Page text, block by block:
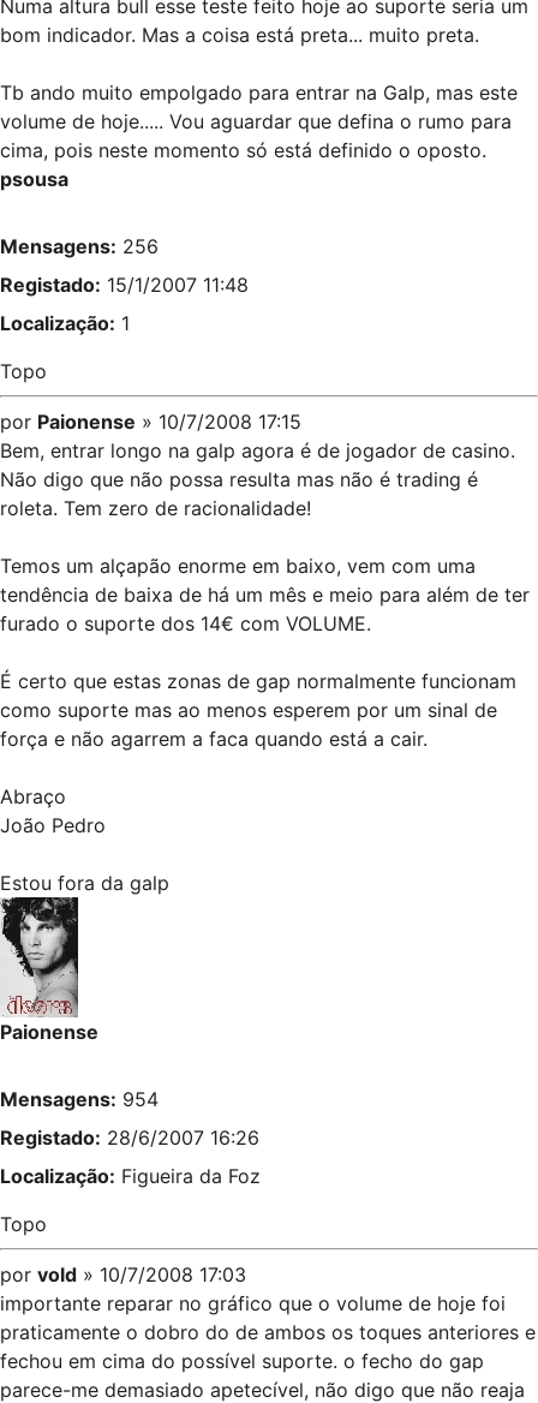
Numa altura bull esse teste feito hoje ao suporte seria um
bom indicador. Mas a coisa está preta... muito preta.
Tb ando muito empolgado para entrar na Galp, mas este
volume de hoje..... Vou aguardar que defina o rumo para
cima, pois neste momento só está definido o oposto.
psousa
Mensagens: 256
Registado: 15/1/2007 11:48
Localização: 1
Topo
por Paionense » 10/7/2008 17:15
Bem, entrar longo na galp agora é de jogador de casino.
Não digo que não possa resulta mas não é trading é
roleta. Tem zero de racionalidade!
Temos um alçapão enorme em baixo, vem com uma
tendência de baixa de há um mês e meio para além de ter
furado o suporte dos 14€ com VOLUME.
É certo que estas zonas de gap normalmente funcionam
como suporte mas ao menos esperem por um sinal de
força e não agarrem a faca quando está a cair.
Abraço
João Pedro
Estou fora da galp
Paionense
Mensagens: 954
Registado: 28/6/2007 16:26
Localização: Figueira da Foz
Topo
por vold » 10/7/2008 17:03
importante reparar no gráfico que o volume de hoje foi
praticamente o dobro do de ambos os toques anteriores e
fechou em cima do possível suporte. o fecho do gap
parece-me demasiado apetecível, não digo que não reaja